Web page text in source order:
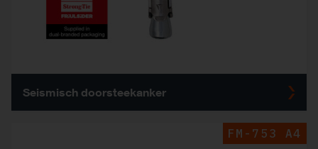
Seismisch doorsteekanker
FM-753 A4